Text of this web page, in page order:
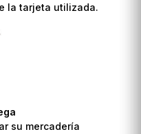
la tarjeta utilizada.
su mercadería